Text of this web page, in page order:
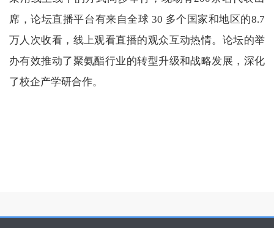
席，论坛直播平台有来自全球 30 多个国家和地区的8.7
万人次收看，线上观看直播的观众互动热情。论坛的举
办有效推动了聚氨酯行业的转型升级和战略发展，深化
了校企产学研合作。